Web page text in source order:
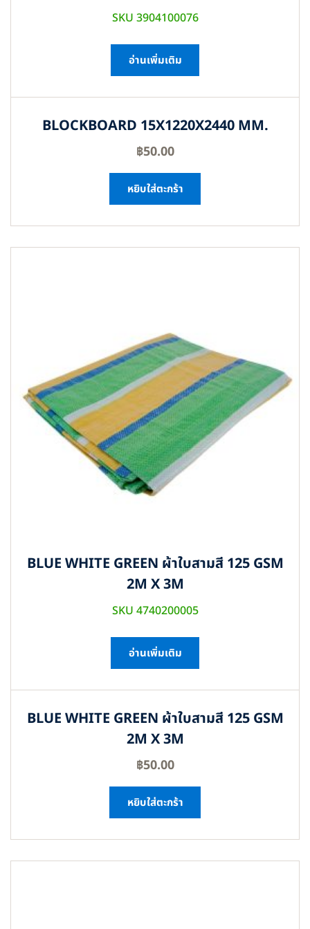
SKU 3904100076
อ่านเพิ่มเติม
BLOCKBOARD 15X1220X2440 MM.
฿50.00
หยิบใส่ตะกร้า
BLUE WHITE GREEN ผ้าใบสามสี 125 GSM
2M X 3M
SKU 4740200005
อ่านเพิ่มเติม
BLUE WHITE GREEN ผ้าใบสามสี 125 GSM
2M X 3M
฿50.00
หยิบใส่ตะกร้า